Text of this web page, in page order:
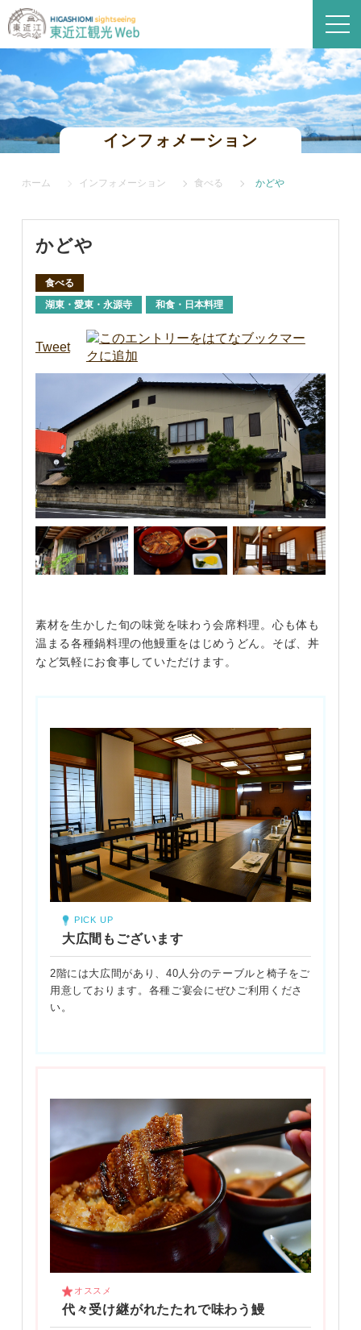
インフォメーション
ホーム インフォメーション 食べる かどや
かどや
食べる
湖東・愛東・永源寺
和食・日本料理
Tweet
素材を生かした旬の味覚を味わう会席料理。心も体も
温まる各種鍋料理の他鰻重をはじめうどん。そば、丼
など気軽にお食事していただけます。
PICK UP
大広間もございます
2階には大広間があり、40人分のテーブルと椅子をご
用意しております。各種ご宴会にぜひご利用くださ
い。
オススメ
代々受け継がれたたれで味わう鰻